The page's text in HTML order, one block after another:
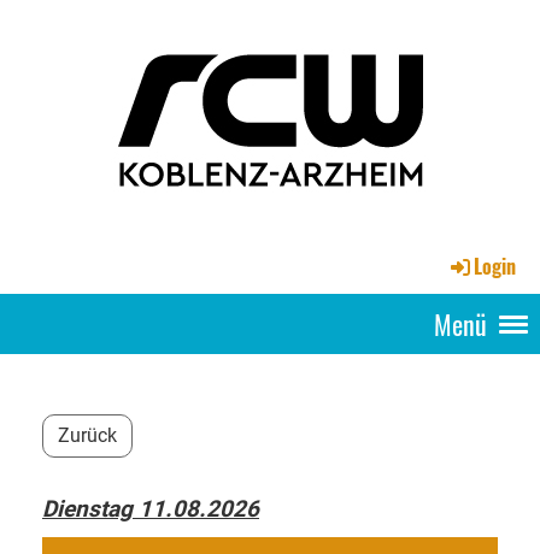
Login
Menü
Zurück
Dienstag 11.08.2026